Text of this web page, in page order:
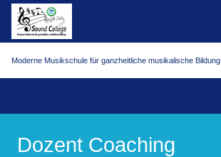
Moderne Musikschule für ganzheitliche musikalische Bildung
Dozent Coaching